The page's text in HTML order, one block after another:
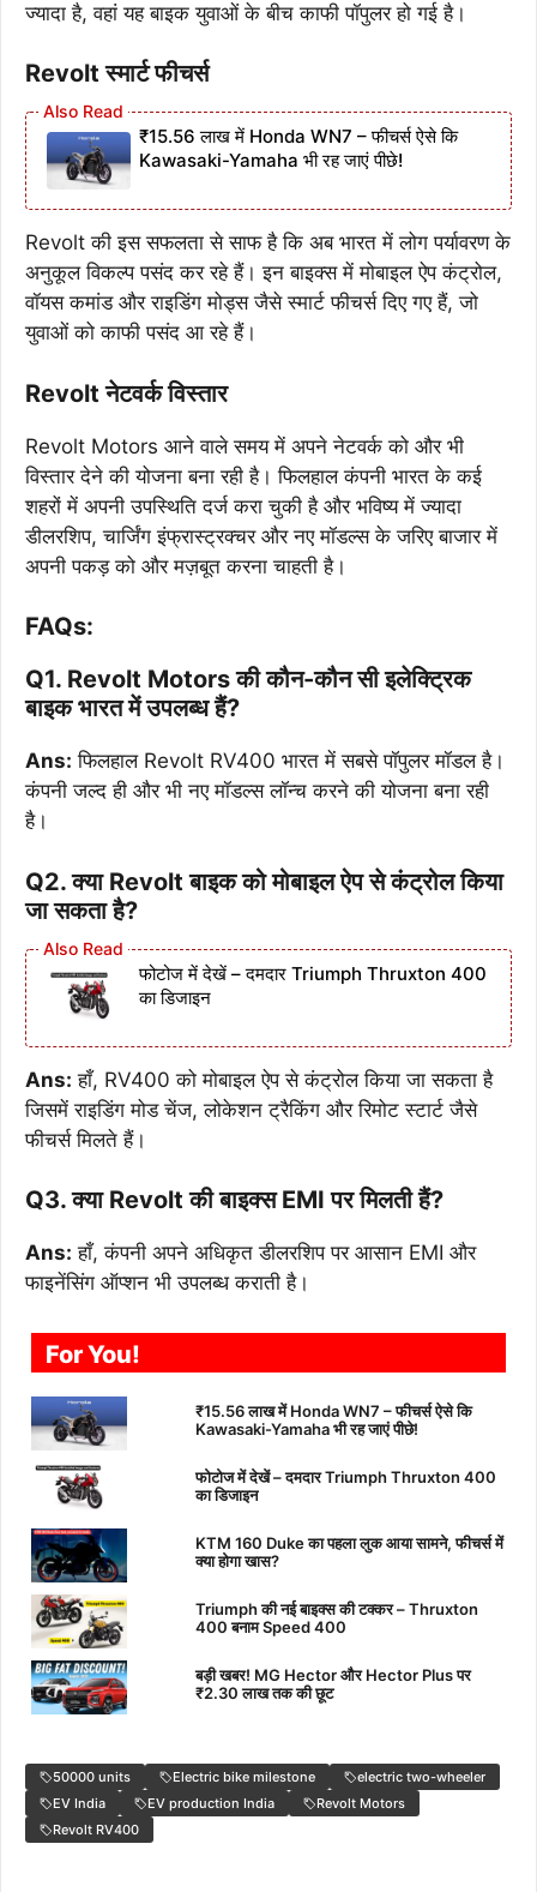
ज्यादा है, वहां यह बाइक युवाओं के बीच काफी पॉपुलर हो गई है।
Revolt स्मार्ट फीचर्स
₹15.56 लाख में Honda WN7 – फीचर्स ऐसे कि
Kawasaki-Yamaha भी रह जाएं पीछे!
Revolt की इस सफलता से साफ है कि अब भारत में लोग पर्यावरण के
अनुकूल विकल्प पसंद कर रहे हैं। इन बाइक्स में मोबाइल ऐप कंट्रोल,
वॉयस कमांड और राइडिंग मोड्स जैसे स्मार्ट फीचर्स दिए गए हैं, जो
युवाओं को काफी पसंद आ रहे हैं।
Revolt नेटवर्क विस्तार
Revolt Motors आने वाले समय में अपने नेटवर्क को और भी
विस्तार देने की योजना बना रही है। फिलहाल कंपनी भारत के कई
शहरों में अपनी उपस्थिति दर्ज करा चुकी है और भविष्य में ज्यादा
डीलरशिप, चार्जिंग इंफ्रास्ट्रक्चर और नए मॉडल्स के जरिए बाजार में
अपनी पकड़ को और मज़बूत करना चाहती है।
FAQs:
Q1. Revolt Motors की कौन-कौन सी इलेक्ट्रिक
बाइक भारत में उपलब्ध हैं?
Ans: फिलहाल Revolt RV400 भारत में सबसे पॉपुलर मॉडल है।
कंपनी जल्द ही और भी नए मॉडल्स लॉन्च करने की योजना बना रही
है।
Q2. क्या Revolt बाइक को मोबाइल ऐप से कंट्रोल किया
जा सकता है?
फोटोज में देखें – दमदार Triumph Thruxton 400
का डिजाइन
Ans: हाँ, RV400 को मोबाइल ऐप से कंट्रोल किया जा सकता है
जिसमें राइडिंग मोड चेंज, लोकेशन ट्रैकिंग और रिमोट स्टार्ट जैसे
फीचर्स मिलते हैं।
Q3. क्या Revolt की बाइक्स EMI पर मिलती हैं?
Ans: हाँ, कंपनी अपने अधिकृत डीलरशिप पर आसान EMI और
फाइनेंसिंग ऑप्शन भी उपलब्ध कराती है।
For You!
₹15.56 लाख में Honda WN7 – फीचर्स ऐसे कि
Kawasaki-Yamaha भी रह जाएं पीछे!
फोटोज में देखें – दमदार Triumph Thruxton 400
का डिजाइन
KTM 160 Duke का पहला लुक आया सामने, फीचर्स में
क्या होगा खास?
Triumph की नई बाइक्स की टक्कर – Thruxton
400 बनाम Speed 400
बड़ी खबर! MG Hector और Hector Plus पर
₹2.30 लाख तक की छूट
50000 units Electric bike milestone
electric two-wheeler
EV India
EV production India
Revolt Motors
Revolt RV400